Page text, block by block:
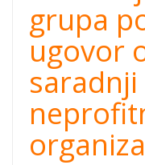
grupa
ugovor
saradnji